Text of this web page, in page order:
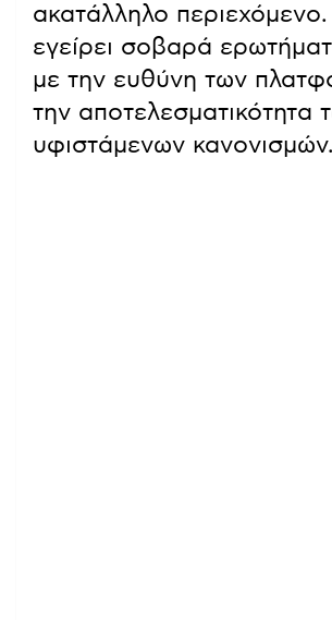
ακατάλληλο
εγείρει σοβαρά
με την ευθύνη των
την αποτελεσματικότητα
υφιστάμενων κανονισμών.